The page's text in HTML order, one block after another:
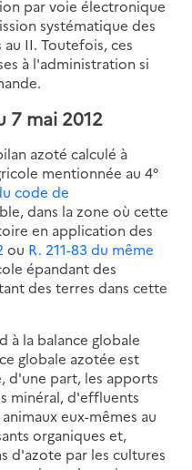
par voie électronique
systématique des
II. Toutefois, ces
à l'administration si
7 mai 2012
azoté calculé à
mentionnée au 4°
code de
dans la zone où cette
en application des
ou R. 211-83 du même
épandant des
des terres dans cette
à la balance globale
globale azotée est
d'une part, les apports
minéral, d'effluents
eux-mêmes au
organiques et,
d'azote par les cultures